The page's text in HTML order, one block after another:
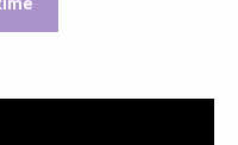
aux favoris